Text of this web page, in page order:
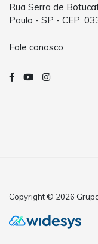
Rua Serra de
Paulo - SP - CEP:
Fale conosco
Copyright © 2026